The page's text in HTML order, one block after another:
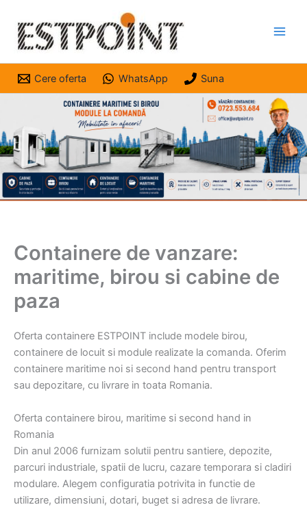
content
Cere oferta WhatsApp Suna
Containere de vanzare:
maritime, birou si cabine de
paza
Oferta containere ESTPOINT include modele birou,
containere de locuit si module realizate la comanda. Oferim
containere maritime noi si second hand pentru transport
sau depozitare, cu livrare in toata Romania.
Oferta containere birou, maritime si second hand in
Romania
Din anul 2006 furnizam solutii pentru santiere, depozite,
parcuri industriale, spatii de lucru, cazare temporara si cladiri
modulare. Alegem configuratia potrivita in functie de
utilizare, dimensiuni, dotari, buget si adresa de livrare.